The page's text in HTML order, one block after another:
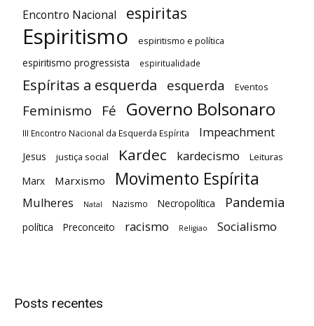
Encontro Nacional espiritas
Espiritismo espiritismo e política
espiritismo progressista espiritualidade
Espíritas a esquerda esquerda Eventos
Feminismo Fé Governo Bolsonaro
III Encontro Nacional da Esquerda Espírita Impeachment
Jesus justiça social Kardec kardecismo Leituras
Marx Marxismo Movimento Espírita
Mulheres Natal Nazismo Necropolítica Pandemia
política Preconceito racismo Religiao Socialismo
Posts recentes